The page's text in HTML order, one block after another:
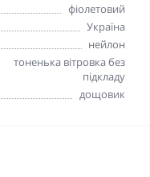
фіолетовий
Україна
нейлон
тоненька вітровка без
підкладу
дощовик